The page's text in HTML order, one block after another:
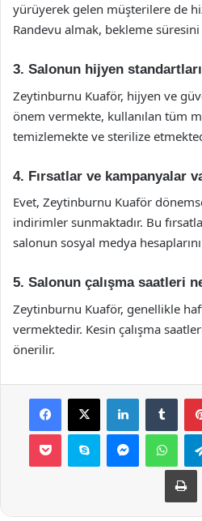
yürüyerek gelen müşterilere de
Randevu almak, bekleme
3. Salonun hijyen
Zeytinburnu Kuaför, hijyen ve
önem vermekte, kullanılan tüm
temizlemekte ve sterilize
4. Fırsatlar ve kampanyalar
Evet, Zeytinburnu Kuaför
indirimler sunmaktadır. Bu
salonun sosyal medya
5. Salonun çalışma saatleri
Zeytinburnu Kuaför, genellikle
vermektedir. Kesin çalışma
önerilir.
Facebook
X LinkedIn
Pocket Skype Messenger